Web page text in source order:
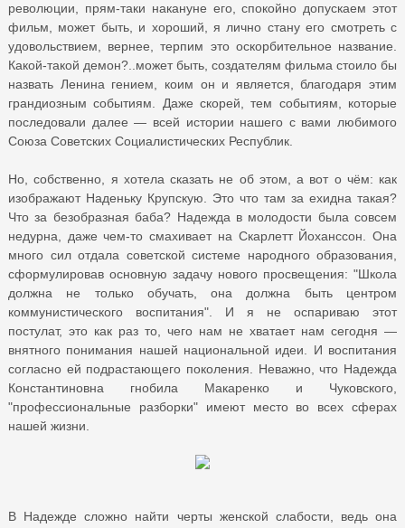
революции, прям-таки накануне его, спокойно допускаем этот
фильм, может быть, и хороший, я лично стану его смотреть с
удовольствием, вернее, терпим это оскорбительное название.
Какой-такой демон?..может быть, создателям фильма стоило бы
назвать Ленина гением, коим он и является, благодаря этим
грандиозным событиям. Даже скорей, тем событиям, которые
последовали далее — всей истории нашего с вами любимого
Союза Советских Социалистических Республик.
Но, собственно, я хотела сказать не об этом, а вот о чём: как
изображают Наденьку Крупскую. Это что там за ехидна такая?
Что за безобразная баба? Надежда в молодости была совсем
недурна, даже чем-то смахивает на Скарлетт Йоханссон. Она
много сил отдала советской системе народного образования,
сформулировав основную задачу нового просвещения: "Школа
должна не только обучать, она должна быть центром
коммунистического воспитания". И я не оспариваю этот
постулат, это как раз то, чего нам не хватает нам сегодня —
внятного понимания нашей национальной идеи. И воспитания
согласно ей подрастающего поколения. Неважно, что Надежда
Константиновна гнобила Макаренко и Чуковского,
"профессиональные разборки" имеют место во всех сферах
нашей жизни.
В Надежде сложно найти черты женской слабости, ведь она